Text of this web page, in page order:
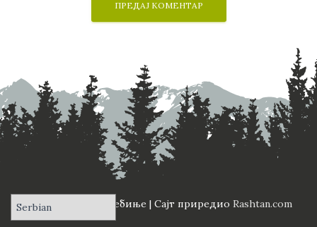
ПД "Вучји Зуб" Требиње | Сајт приредио Rashtan.com